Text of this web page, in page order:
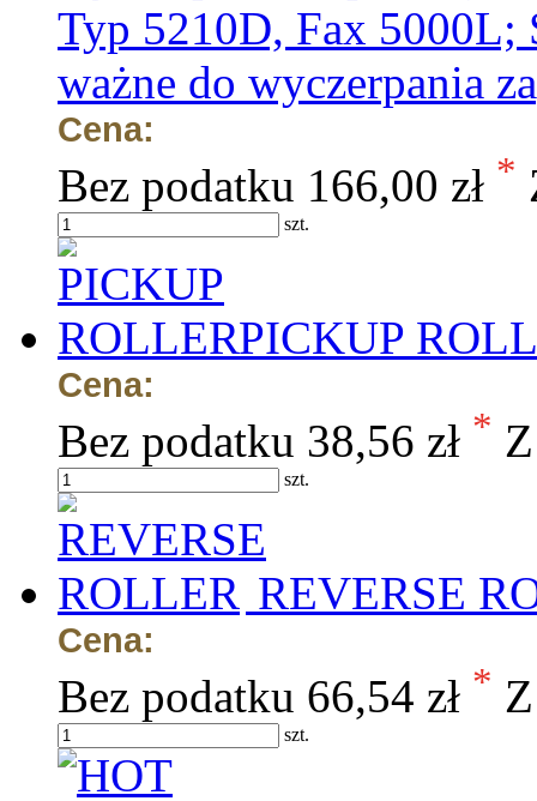
Typ 5210D, Fax 5000L;
ważne do wyczerpania
Cena:
Bez podatku 166,00 zł *
szt.
PICKUP
Cena:
Bez podatku 38,56 zł *
szt.
REVERSE
Cena:
Bez podatku 66,54 zł *
szt.